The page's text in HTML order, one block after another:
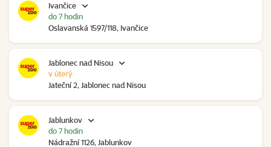
Ivančice
Oslavanská 1597/118, Ivančice
do 7 hodin
Jablonec nad Nisou
Jateční 2, Jablonec nad Nisou
v úterý
Jablunkov
Nádražní 1126, Jablunkov
do 7 hodin